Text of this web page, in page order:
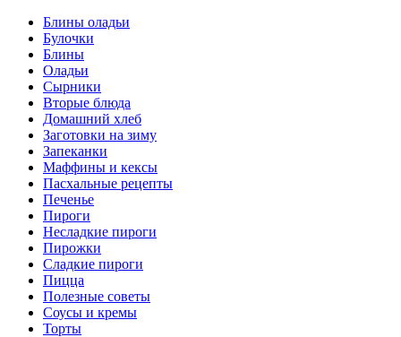
Блины оладьи
Булочки
Блины
Оладьи
Сырники
Вторые блюда
Домашний хлеб
Заготовки на зиму
Запеканки
Маффины и кексы
Пасхальные рецепты
Печенье
Пироги
Несладкие пироги
Пирожки
Сладкие пироги
Пицца
Полезные советы
Соусы и кремы
Торты